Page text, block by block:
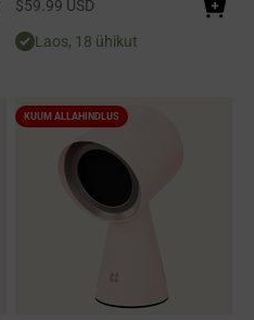
Allahindlushind
$59.99 USD
Laos, 18 ühikut
KUUM ALLAHINDLUS